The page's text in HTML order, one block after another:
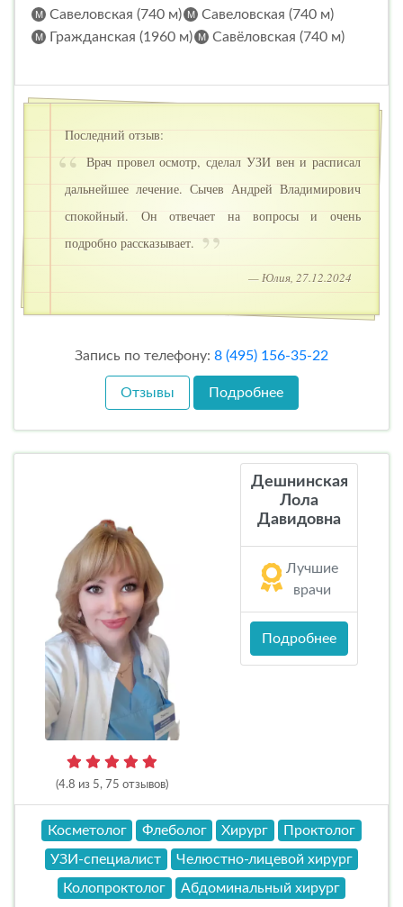
Савеловская (740 м)
Савеловская (740 м)
Гражданская (1960 м)
Савёловская (740 м)
Последний отзыв:
Врач провел осмотр, сделал УЗИ вен и расписал
дальнейшее лечение. Сычев Андрей Владимирович
спокойный. Он отвечает на вопросы и очень
подробно рассказывает.
— Юлия, 27.12.2024
Запись по телефону: 8 (495) 156-35-22
Отзывы Подробнее
(4.8 из 5, 75 отзывов)
Дешнинская
Лола
Давидовна
Лучшие
врачи
Подробнее
Косметолог Флеболог Хирург
Проктолог
УЗИ-специалист
Челюстно-лицевой хирург
Колопроктолог
Абдоминальный хирург